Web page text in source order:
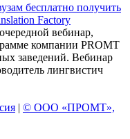
бесплатно получить
Factory
вебинар,
компании PROMT
заведений. Вебинар
лингвистич
| © ООО «ПРОМТ»,